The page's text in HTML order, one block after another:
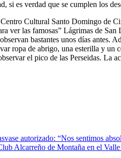
si es verdad que se cumplen los
Cultural Santo Domingo de
ver las famosas” Lágrimas de
bastantes unos días antes.
ropa de abrigo, una esterilla y
el pico de las Perseidas. La
autorizado: “Nos sentimos
Alcarreño de Montaña en el